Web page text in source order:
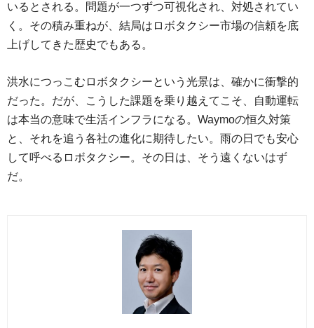
いるとされる。問題が一つずつ可視化され、対処されてい
く。その積み重ねが、結局はロボタクシー市場の信頼を底
上げしてきた歴史でもある。
洪水につっこむロボタクシーという光景は、確かに衝撃的
だった。だが、こうした課題を乗り越えてこそ、自動運転
は本当の意味で生活インフラになる。Waymoの恒久対策
と、それを追う各社の進化に期待したい。雨の日でも安心
して呼べるロボタクシー。その日は、そう遠くないはず
だ。